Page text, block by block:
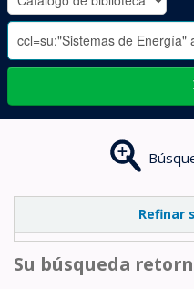
-
Refinar
Su búsqueda